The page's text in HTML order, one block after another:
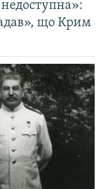
недоступна»:
що Крим